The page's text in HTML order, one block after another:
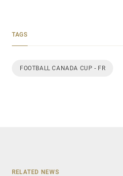
TAGS
FOOTBALL CANADA CUP - FR
RELATED NEWS